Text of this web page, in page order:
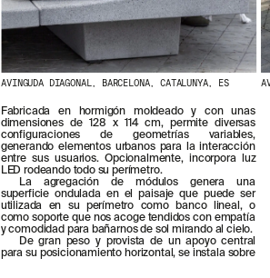
AVINGUDA DIAGONAL, BARCELONA, CATALUNYA, ES
Fabricada en hor­migón moldeado y con unas
dimensiones de 128 x 114 cm, permite diversas
configuraciones de geometrías variables,
generando elementos urbanos para la interacción
entre sus usuarios. Opcionalmente, incorpora luz
LED rodeando todo su perímetro.
La agregación de módulos genera una
superficie ondulada en el paisaje que puede ser
utilizada en su perímetro como banco lineal, o
como soporte que nos acoge tendidos con empatía
y comodidad para bañarnos de sol mirando al cielo.
De gran peso y provista de un apoyo central
para su posicionamiento horizontal, se instala sobre